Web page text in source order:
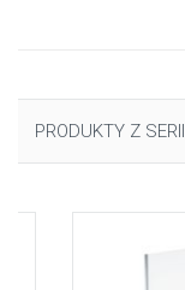
PRODUKTY Z SERII